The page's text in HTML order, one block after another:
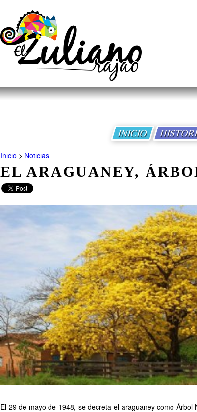
INICIO
Inicio > Noticias
EL ARAGUANEY,
El 29 de mayo de 1948, se decreta el araguaney como